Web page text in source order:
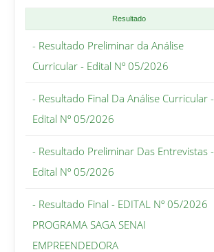
Resultado
- Resultado Preliminar da Análise
Curricular - Edital Nº 05/2026
- Resultado Final Da Análise Curricular -
Edital Nº 05/2026
- Resultado Preliminar Das Entrevistas -
Edital Nº 05/2026
- Resultado Final - EDITAL Nº 05/2026
PROGRAMA SAGA SENAI
EMPREENDEDORA